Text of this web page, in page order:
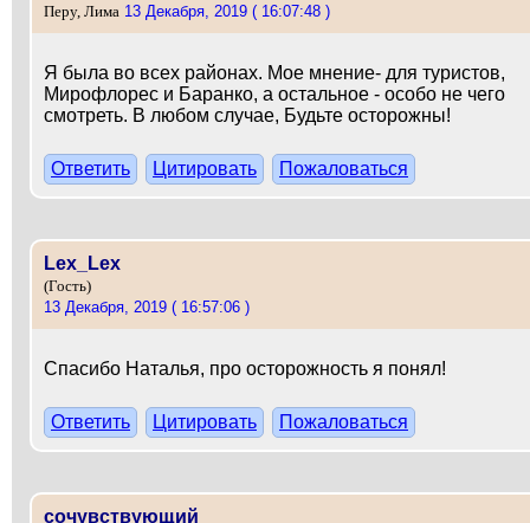
Перу, Лима 13 Декабря, 2019 ( 16:07:48 )
Я была во всех районах. Мое мнение- для туристов,
Мирофлорес и Баранко, а остальное - особо не чего
смотреть. В любом случае, Будьте осторожны!
Ответить Цитировать Пожаловаться
Lex_Lex
(Гость)
13 Декабря, 2019 ( 16:57:06 )
Спасибо Наталья, про осторожность я понял!
Ответить Цитировать Пожаловаться
сочувствующий